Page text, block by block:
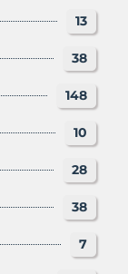
13
38
148
10
28
38
7